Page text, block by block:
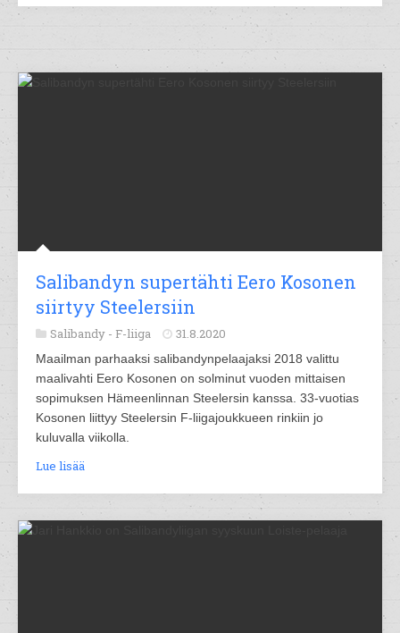
Salibandyn supertähti Eero Kosonen
siirtyy Steelersiin
Salibandy - F-liiga 31.8.2020
Maailman parhaaksi salibandynpelaajaksi 2018 valittu
maalivahti Eero Kosonen on solminut vuoden mittaisen
sopimuksen Hämeenlinnan Steelersin kanssa. 33-vuotias
Kosonen liittyy Steelersin F-liigajoukkueen rinkiin jo
kuluvalla viikolla.
Lue lisää